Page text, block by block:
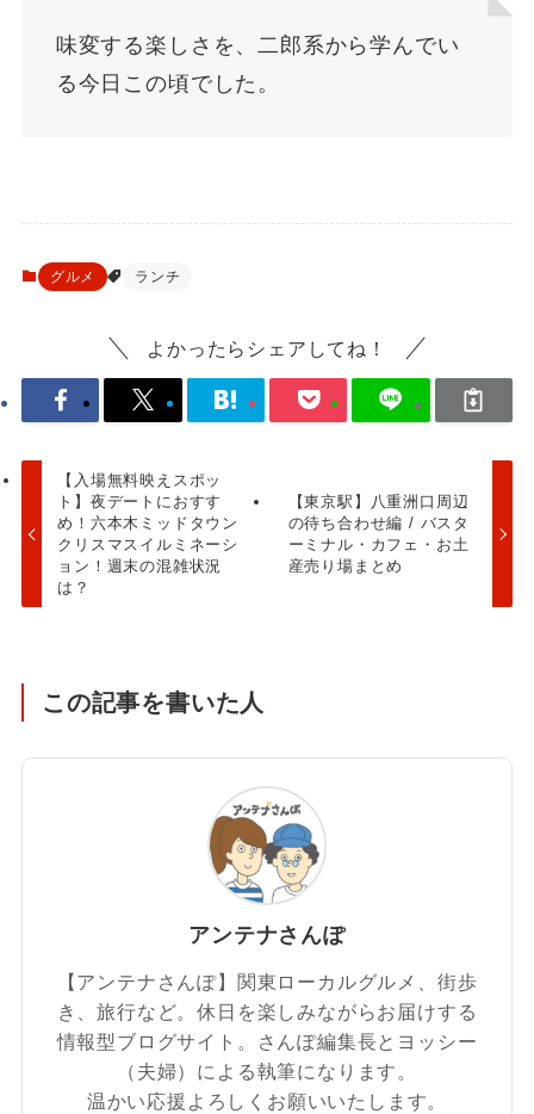
味変する楽しさを、二郎系から学んでい
る今日この頃でした。
グルメ ランチ
よかったらシェアしてね！
【入場無料映えスポッ
ト】夜デートにおすす
め！六本木ミッドタウン
クリスマスイルミネーシ
ョン！週末の混雑状況
は？
【東京駅】八重洲口周辺
の待ち合わせ編 / バスタ
ーミナル・カフェ・お土
産売り場まとめ
この記事を書いた人
アンテナさんぽ
【アンテナさんぽ】関東ローカルグルメ、街歩
き、旅行など。休日を楽しみながらお届けする
情報型ブログサイト。さんぽ編集長とヨッシー
（夫婦）による執筆になります。
温かい応援よろしくお願いいたします。